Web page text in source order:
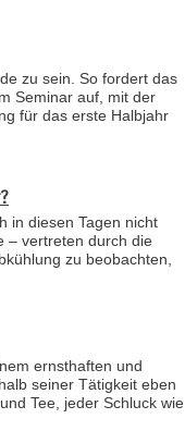
zu sein. So fordert das
Seminar auf, mit der
für das erste Halbjahr
in diesen Tagen nicht
– vertreten durch die
zu beobachten,
ernsthaften und
seiner Tätigkeit eben
Tee, jeder Schluck wie